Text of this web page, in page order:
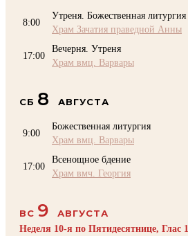
Помочь Подворью
8:00
Утреня. Божественная литургия
Храм Зачатия праведной Анны
17:00
Вечерня. Утреня
Храм вмц. Варвары
СБ 8 АВГУСТА
9:00
Божественная литургия
Храм вмц. Варвары
17:00
Всенощное бдение
Храм вмч. Георгия
ВС 9
АВГУСТА
Неделя 10-я по Пятидесятнице, Глас